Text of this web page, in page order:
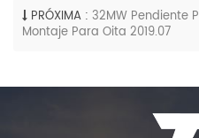
PRÓXIMA : 32MW Pendiente
Montaje Para Oita 2019.07